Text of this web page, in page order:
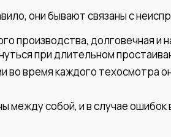
они бывают связаны с
производства, долговечная и
при длительном
во время каждого техосмотра
между собой, и в случае